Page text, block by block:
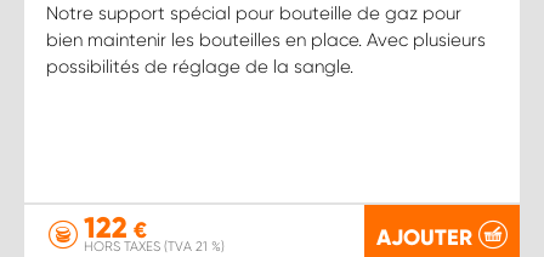
Notre support spécial pour bouteille de gaz pour
bien maintenir les bouteilles en place. Avec plusieurs
possibilités de réglage de la sangle.
122 €
HORS TAXES (TVA 21 %) AJOUTER